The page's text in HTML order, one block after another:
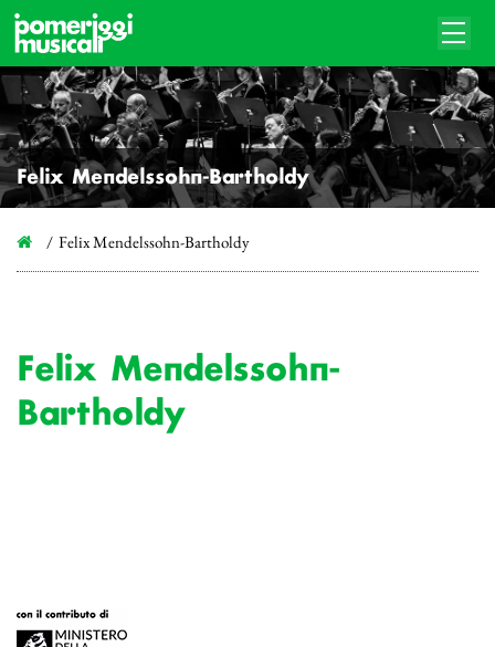
Felix Mendelssohn-Bartholdy
Felix Mendelssohn-Bartholdy
Felix Mendelssohn-
Bartholdy